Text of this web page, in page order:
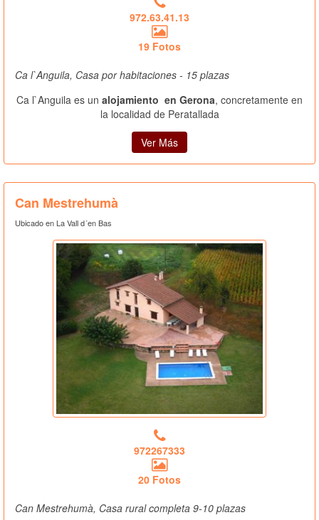
972.63.41.13
19 Fotos
Ca l`Anguila, Casa por habitaciones - 15 plazas
Ca l`Anguila es un alojamiento en Gerona, concretamente en
la localidad de Peratallada
Ver Más
Can Mestrehumà
Ubicado en La Vall d´en Bas
972267333
20 Fotos
Can Mestrehumà, Casa rural completa 9-10 plazas